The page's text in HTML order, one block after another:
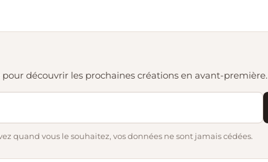
découvrir les prochaines créations en avant-première.
quand vous le souhaitez, vos données ne sont jamais cédées.